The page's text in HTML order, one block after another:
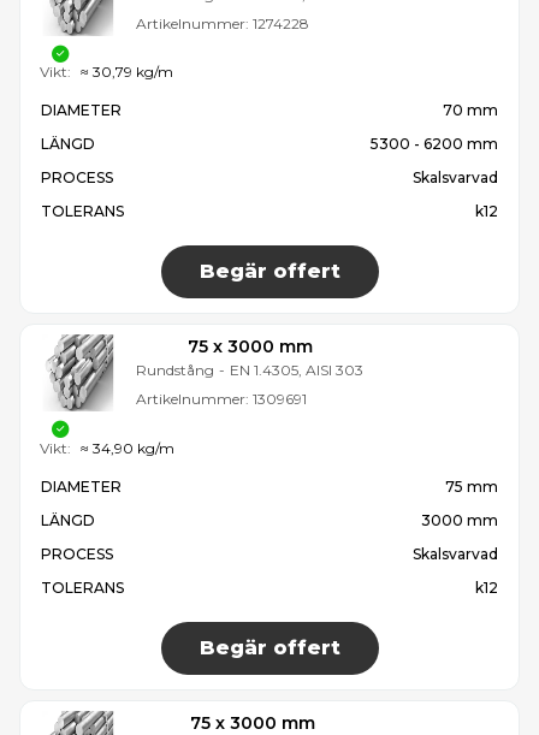
Artikelnummer: 1274228
DIAMETER
70 mm
LÄNGD
5300 - 6200 mm
PROCESS
Skalsvarvad
TOLERANS
k12
Begär offert
Vikt: ≈ 30,79 kg/m
75 x 3000 mm
Rundstång - EN 1.4305, AISI 303
Artikelnummer: 1309691
DIAMETER
75 mm
LÄNGD
3000 mm
PROCESS
Skalsvarvad
TOLERANS
k12
Begär offert
Vikt: ≈ 34,90 kg/m
75 x 3000 mm